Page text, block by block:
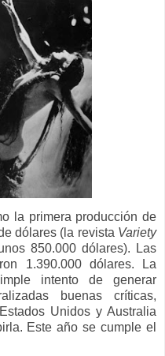
la primera producción de
dólares (la revista Variety
850.000 dólares). Las
1.390.000 dólares.
La
intento de generar
buenas críticas,
Unidos y Australia
Este año se cumple el